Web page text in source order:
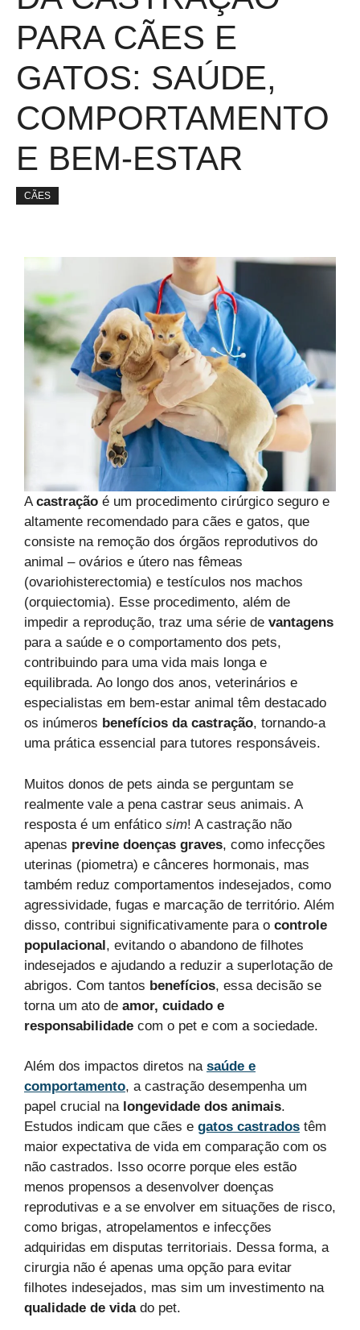
PARA CÃES E
GATOS: SAÚDE,
COMPORTAMENTO
E BEM-ESTAR
CÃES
Acastração é um procedimento cirúrgico seguro e
altamente recomendado para cães e gatos, que
consiste na remoção dos órgãos reprodutivos do
animal – ovários e útero nas fêmeas
(ovariohisterectomia) e testículos nos machos
(orquiectomia). Esse procedimento, além de
impedir a reprodução, traz uma série de vantagens
para a saúde e o comportamento dos pets,
contribuindo para uma vida mais longa e
equilibrada. Ao longo dos anos, veterinários e
especialistas em bem-estar animal têm destacado
os inúmeros benefícios da castração, tornando-a
uma prática essencial para tutores responsáveis.
Muitos donos de pets ainda se perguntam se
realmente vale a pena castrar seus animais. A
resposta é um enfático sim! A castração não
apenas previne doenças graves, como infecções
uterinas (piometra) e cânceres hormonais, mas
também reduz comportamentos indesejados, como
agressividade, fugas e marcação de território. Além
disso, contribui significativamente para o controle
populacional, evitando o abandono de filhotes
indesejados e ajudando a reduzir a superlotação de
abrigos. Com tantos benefícios, essa decisão se
torna um ato de amor, cuidado e
responsabilidade com o pet e com a sociedade.
Além dos impactos diretos na saúde e
comportamento, a castração desempenha um
papel crucial na longevidade dos animais.
Estudos indicam que cães e gatos castrados têm
maior expectativa de vida em comparação com os
não castrados. Isso ocorre porque eles estão
menos propensos a desenvolver doenças
reprodutivas e a se envolver em situações de risco,
como brigas, atropelamentos e infecções
adquiridas em disputas territoriais. Dessa forma, a
cirurgia não é apenas uma opção para evitar
filhotes indesejados, mas sim um investimento na
qualidade de vidado pet.